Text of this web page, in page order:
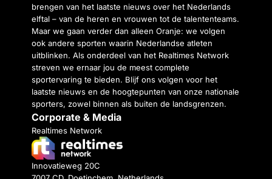
brengen van het laatste nieuws over het Nederlands
elftal – van de heren en vrouwen tot de talententeams.
Maar we gaan verder dan alleen Oranje: we volgen
ook andere sporten waarin Nederlandse atleten
uitblinken. Als onderdeel van het Realtimes Network
streven we ernaar jou de meest complete
sportervaring te bieden. Blijf ons volgen voor het
laatste nieuws en de hoogtepunten van onze nationale
sporters, zowel binnen als buiten de landsgrenzen.
Corporate & Media
Realtimes Network
Innovatieweg 20C